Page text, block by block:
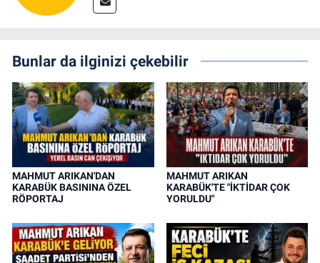
Bunlar da ilginizi çekebilir
MAHMUT ARIKAN'DAN
KARABÜK BASININA ÖZEL
RÖPORTAJ
MAHMUT ARIKAN
KARABÜK'TE "İKTİDAR ÇOK
YORULDU"